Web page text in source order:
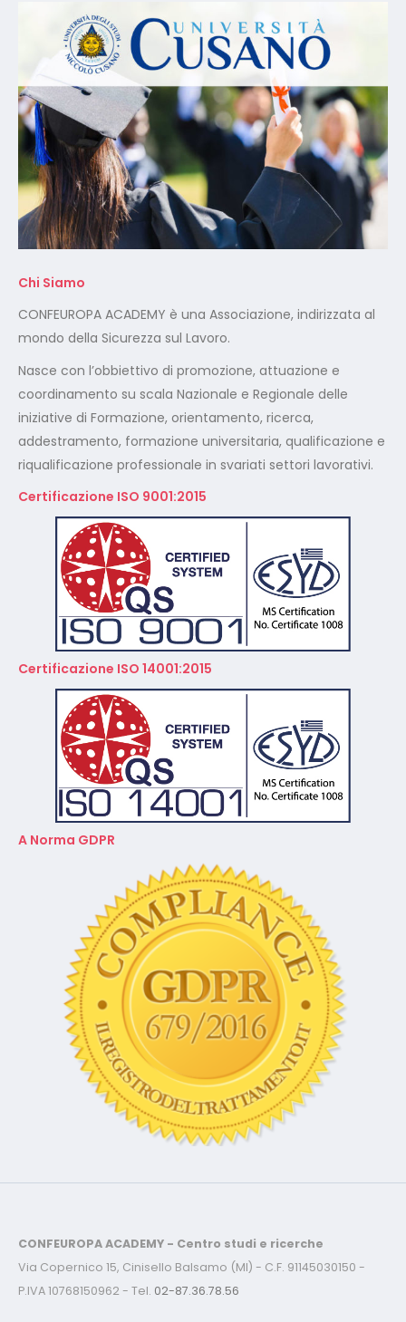
Chi Siamo
CONFEUROPA ACADEMY è una Associazione, indirizzata al
mondo della Sicurezza sul Lavoro.
Nasce con l’obbiettivo di promozione, attuazione e
coordinamento su scala Nazionale e Regionale delle
iniziative di Formazione, orientamento, ricerca,
addestramento, formazione universitaria, qualificazione e
riqualificazione professionale in svariati settori lavorativi.
Certificazione ISO 9001:2015
Certificazione ISO 14001:2015
A Norma GDPR
CONFEUROPA ACADEMY - Centro studi e ricerche
Via Copernico 15, Cinisello Balsamo (MI) - C.F. 91145030150 -
P.IVA 10768150962 - Tel. 02-87.36.78.56